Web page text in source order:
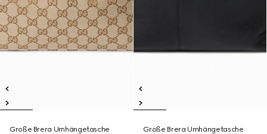
Große Brera Umhängetasche
Große Brera Umhängetasche